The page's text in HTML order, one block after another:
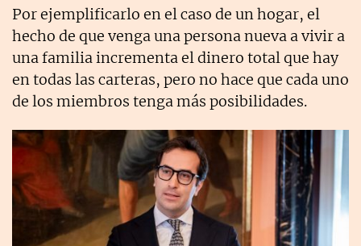
Por ejemplificarlo en el caso de un hogar, el
hecho de que venga una persona nueva a vivir a
una familia incrementa el dinero total que hay
en todas las carteras, pero no hace que cada uno
de los miembros tenga más posibilidades.